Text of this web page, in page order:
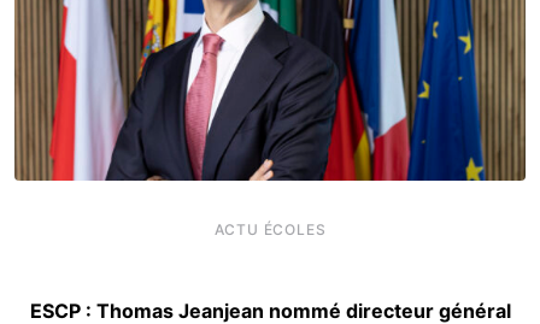
ACTU ÉCOLES
ESCP : Thomas Jeanjean nommé directeur général